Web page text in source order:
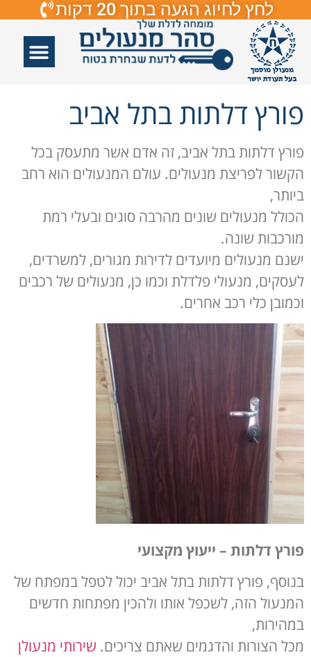
לחץ לחיוג הגעה בתוך 20 דקות
פורץ דלתות בתל אביב
פורץ דלתות בתל אביב, זה אדם אשר מתעסק בכל
הקשור לפריצת מנעולים. עולם המנעולים הוא רחב
ביותר,
הכולל מנעולים שונים מהרבה סוגים ובעלי רמת
מורכבות שונה.
ישנם מנעולים מיועדים לדירות מגורים, למשרדים,
לעסקים, מנעולי פלדלת וכמו כן, מנעולים של רכבים
וכמובן כלי רכב אחרים.
פורץ דלתות – ייעוץ מקצועי
בנוסף, פורץ דלתות בתל אביב יכול לטפל במפתח של
המנעול הזה, לשכפל אותו ולהכין מפתחות חדשים
במהירות,
מכל הצורות והדגמים שאתם צריכים. שירותי מנעולן